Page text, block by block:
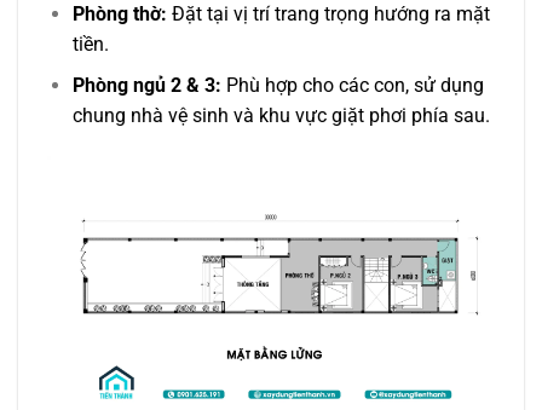
Phòng thờ: Đặt tại vị trí trang trọng hướng ra mặt
tiền.
Phòng ngủ 2 & 3: Phù hợp cho các con, sử dụng
chung nhà vệ sinh và khu vực giặt phơi phía sau.